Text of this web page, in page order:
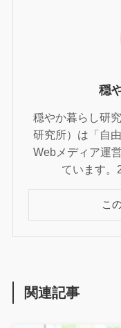
穏
穏やか暮らし研
研究所）は「自
Webメディア運
ています。
こ
関連記事